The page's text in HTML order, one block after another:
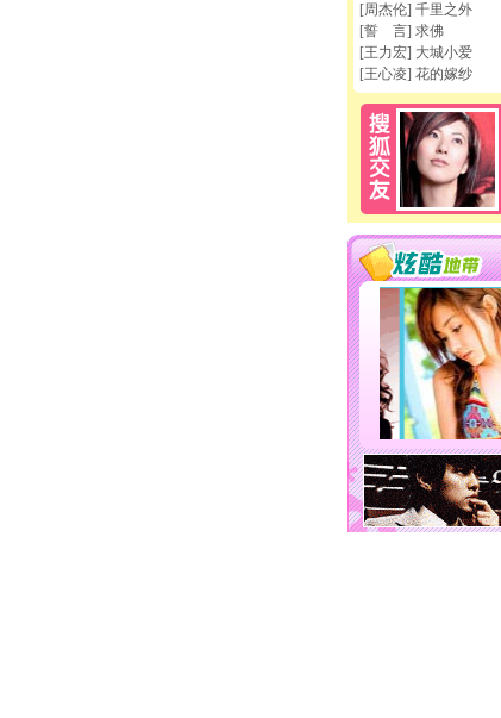
[周杰伦] 千里之外
[誓 言] 求佛
[王力宏] 大城小爱
[王心凌] 花的嫁纱